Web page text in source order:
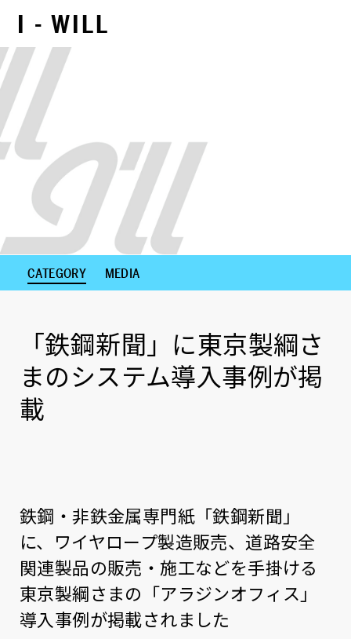
I - WILL
CATEGORY MEDIA
「鉄鋼新聞」に東京製綱さ
まのシステム導入事例が掲
載
鉄鋼・非鉄金属専門紙「鉄鋼新聞」
に、ワイヤロープ製造販売、道路安全
関連製品の販売・施工などを手掛ける
東京製綱さまの「アラジンオフィス」
導入事例が掲載されました